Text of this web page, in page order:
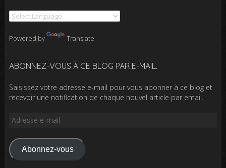
Powered by Translate
ABONNEZ-VOUS À CE BLOG PAR E-MAIL.
Saisissez votre adresse e-mail pour vous abonner à ce blog et
recevoir une notification de chaque nouvel article par email.
Adresse
mail
Abonnez-vous